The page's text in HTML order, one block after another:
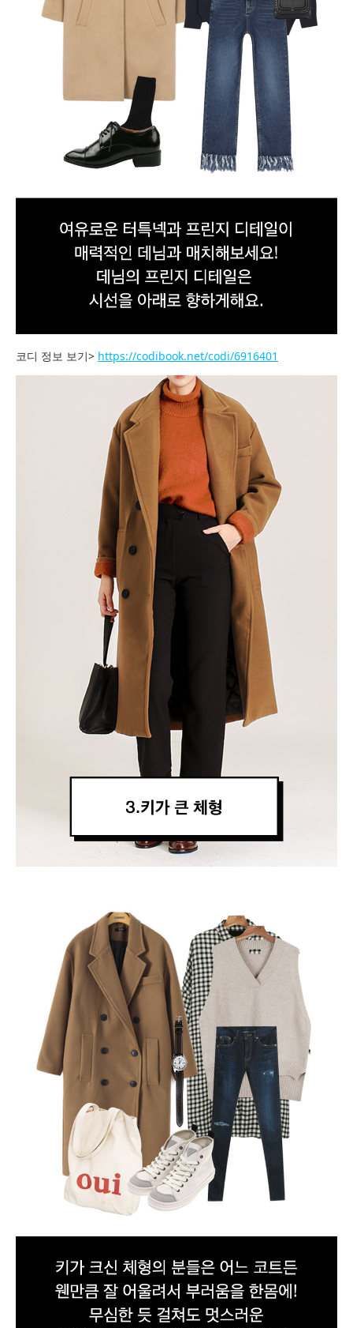
코디 정보 보기> https://codibook.net/codi/6916401